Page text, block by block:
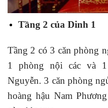
Tầng 2 của Dinh 1
Tầng 2 có 3 căn phòng
1 phòng nội các và
Nguyễn. 3 căn phòng
hoàng hậu Nam